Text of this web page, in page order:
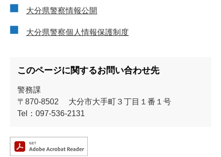
大分県警察情報公開
大分県警察個人情報保護制度
このページに関するお問い合わせ先
警務課
〒870-8502
大分市大手町３丁目１番１号
Tel：097-536-2131